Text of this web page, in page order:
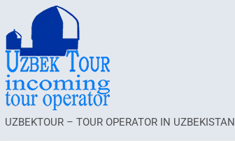
UZBEKTOUR – TOUR OPERATOR IN UZBEKISTAN